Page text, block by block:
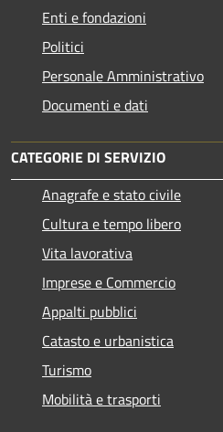
Enti e fondazioni
Politici
Personale Amministrativo
Documenti e dati
CATEGORIE DI SERVIZIO
Anagrafe e stato civile
Cultura e tempo libero
Vita lavorativa
Imprese e Commercio
Appalti pubblici
Catasto e urbanistica
Turismo
Mobilità e trasporti